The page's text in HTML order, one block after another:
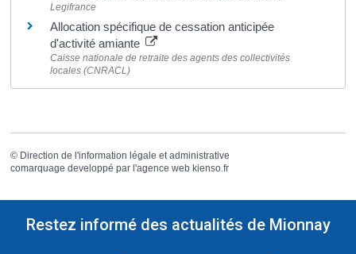
Legifrance
Allocation spécifique de cessation anticipée
d'activité amiante
Caisse nationale de retraite des agents des collectivités
locales (CNRACL)
© Direction de l'information légale et administrative
comarquage developpé par l'agence web kienso.fr
Restez informé des actualités de Mionnay